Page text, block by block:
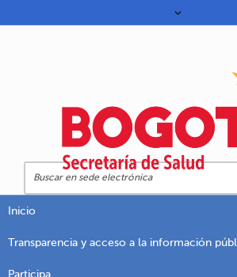
Inicio
Transparencia y acceso a la información
Participa